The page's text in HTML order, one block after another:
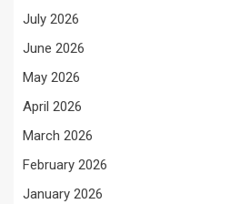
July 2026
June 2026
May 2026
April 2026
March 2026
February 2026
January 2026